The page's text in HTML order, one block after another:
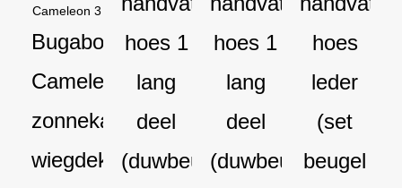
Cameleon 3
Bugaboo
Cameleon
zonnekap
wiegdekje
hoes 1
lang
deel
(duwbeugel
hoes 1
lang
deel
(duwbeugel
hoes
leder
(set
beugel